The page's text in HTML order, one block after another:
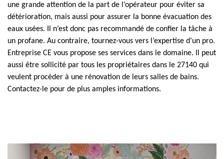
une grande attention de la part de l’opérateur pour éviter sa
détérioration, mais aussi pour assurer la bonne évacuation des
eaux usées. Il n’est donc pas recommandé de confier la tâche à
un profane. Au contraire, tournez-vous vers l’expertise d’un pro.
Entreprise CE vous propose ses services dans le domaine. Il peut
aussi être sollicité par tous les propriétaires dans le 27140 qui
veulent procéder à une rénovation de leurs salles de bains.
Contactez-le pour de plus amples informations.